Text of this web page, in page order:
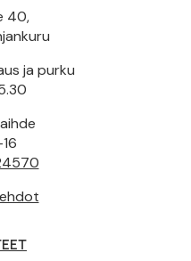
40,
ja purku